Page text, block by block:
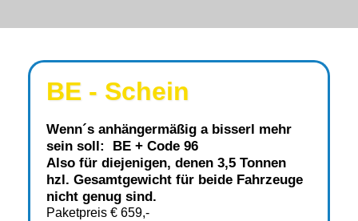
BE - Schein
Wenn´s anhängermäßig a bisserl mehr
sein soll: BE + Code 96
Also für diejenigen, denen 3,5 Ton­nen
hzl. Gesamtgewicht für beide Fahrzeuge
nicht genug sind.
Paketpreis € 659,-